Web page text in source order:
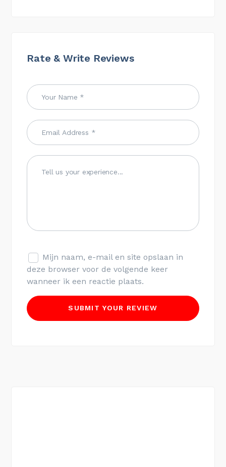
Rate & Write Reviews
Mijn naam, e-mail en site opslaan in
deze browser voor de volgende keer
wanneer ik een reactie plaats.